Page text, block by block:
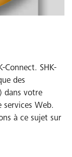
Connect. SHK-
des
dans votre
Web.
à ce sujet sur